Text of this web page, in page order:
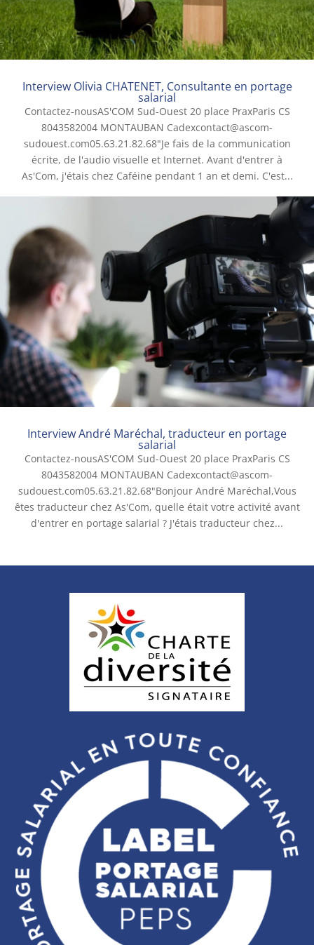
Interview Olivia CHATENET, Consultante en portage
salarial
Contactez-nousAS'COM Sud-Ouest 20 place PraxParis CS
8043582004 MONTAUBAN Cadexcontact@ascom-
sudouest.com05.63.21.82.68"Je fais de la communication
écrite, de l'audio visuelle et Internet. Avant d'entrer à
As'Com, j'étais chez Caféine pendant 1 an et demi. C'est...
Interview André Maréchal, traducteur en portage
salarial
Contactez-nousAS'COM Sud-Ouest 20 place PraxParis CS
8043582004 MONTAUBAN Cadexcontact@ascom-
sudouest.com05.63.21.82.68"Bonjour André Maréchal,Vous
êtes traducteur chez As'Com, quelle était votre activité avant
d'entrer en portage salarial ? J'étais traducteur chez...